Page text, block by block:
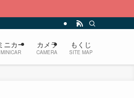
ニカー
MINICAR
カメラ
CAMERA
もくじ
SITE MAP